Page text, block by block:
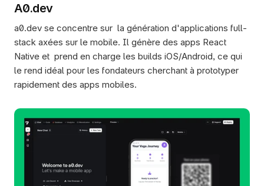
A0.dev
a0.dev se concentre sur la génération d'applications full-
stack axées sur le mobile. Il génère des apps React
Native et prend en charge les builds iOS/Android, ce qui
le rend idéal pour les fondateurs cherchant à prototyper
rapidement des apps mobiles.